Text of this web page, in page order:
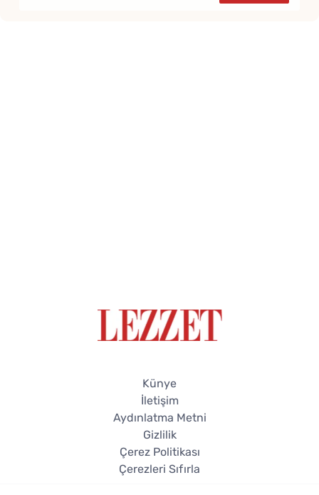
Künye
İletişim
Aydınlatma Metni
Gizlilik
Çerez Politikası
Çerezleri Sıfırla